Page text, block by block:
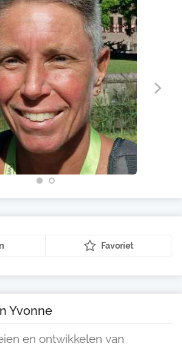
Favoriet
Yvonne
en ontwikkelen van